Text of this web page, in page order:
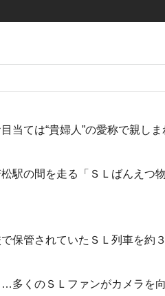
ては“貴婦人”の愛称で親しま
駅の間を走る「ＳＬばんえつ
保管されていたＳＬ列車を約
多くのＳＬファンがカメラを